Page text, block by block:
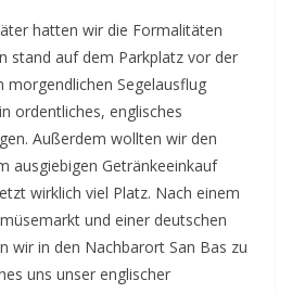
hatten wir die Formalitäten
stand auf dem Parkplatz vor der
morgendlichen Segelausflug
ordentliches, englisches
Außerdem wollten wir den
ausgiebigen Getränkeeinkauf
wirklich viel Platz. Nach einem
und einer deutschen
wir in den Nachbarort San Bas zu
uns unser englischer